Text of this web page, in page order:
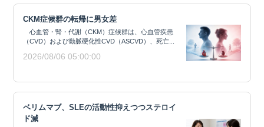
CKM症候群の転帰に男女差
心血管・腎・代謝（CKM）症候群は、心血管疾患
（CVD）および動脈硬化性CVD（ASCVD）、死亡...
2026/08/06 05:00:00
ベリムマブ、SLEの活動性抑えつつステロイ
ド減